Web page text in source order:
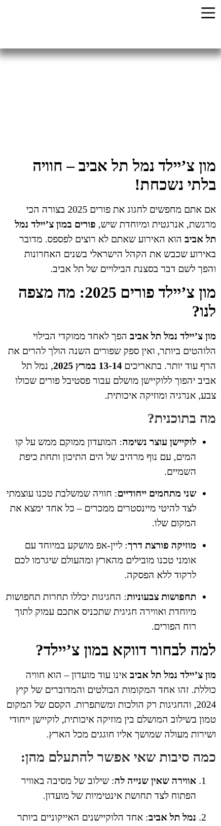
צ’יילד נמל תל אביב – חוויה
נשכחת!
אם אתם מחפשים לחגוג את פורים 2025 בצורה הכי
אנרגטית ומיוחדת שיש,פורים במון צ’יילד נמל
אביבהוא האירוע שאתם לא רוצים לפספס. מדובר
שכבש את הקהל הישראלי בשנים האחרונות
לשם דבר בסצנת הבילויים של תל אביב.
מון צ’יילד פורים 2025: מה מצפה
צ’יילד נמל תל אביבהפך לאחד ממוקדי הבילוי
ביותר, ואין ספק שפורים השנה הולך להרים את
עוד יותר. בתאריכים13-14 במרץ 2025
, נמל תל
יהפוך ללוקיישן מושלם עבור פסטיבל פורים שכולו
אנרגיה ומוזיקה איכותית.
בתוכנית?
לוקיישן עוצר נשימה: המועדון ממוקם ממש על קו
המים, עם נוף מרהיב של הים התיכון ותחת כיפת
השמיים.
שני מתחמים ייחודיים: חוויה שמשלבת טכנו עוצמתי
לצד להיטי מיינסטרים ממכרים – כל אחד ימצא את
המקום שלו.
מוזיקה פורצת דרך: ליין-אפ מושקע במיוחד עם
אומני טכנו מובילים מהארץ ומהעולם שיגרמו לכם
לרקוד ללא הפסקה.
תחפושות צבעוניות: החגיגות יכללו תחרות תחפושות
מיוחדת ואווירה חגיגית שתכניס אתכם עמוק לתוך
רוח הפורים.
לבחור דווקא במון צ’יילד?
צ’יילד נמל תל אביבאינו עוד מועדון – הוא חוויה
זהו אחד המקומות הבולטים והמדוברים של קיץ
2024, והחגיגות רק הולכות ומשתפרות. הקסם של המקום
בשילוב המושלם בין מוזיקה איכותית, לוקיישן ייחודי
מעולה שמושך אליו חוגגים מכל הארץ.
סיבות שאי אפשר להתעלם מהן:
אווירה שאין שנייה לה: שילוב של מסיבה באוויר
הפתוח לצד תחושת אינטימיות של מועדון.
נמל תל אביב: אחד הלוקיישנים האייקוניים ביותר